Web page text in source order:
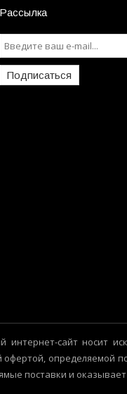
Рассылка
Подписаться
сайт носит
определяемой
поставки и